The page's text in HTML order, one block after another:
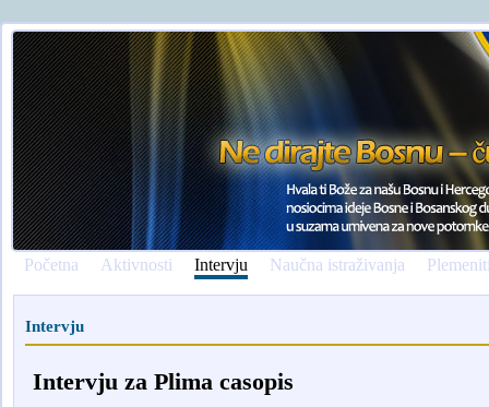
Početna Aktivnosti Intervju Naučna istraživanja
Intervju
Intervju za Plima casopis